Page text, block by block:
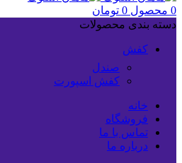
0 محصول 0 تومان
دسته بندی محصولات
کفش
صندل
کفش اسپورت
خانه
فروشگاه
تماس با ما
درباره ما